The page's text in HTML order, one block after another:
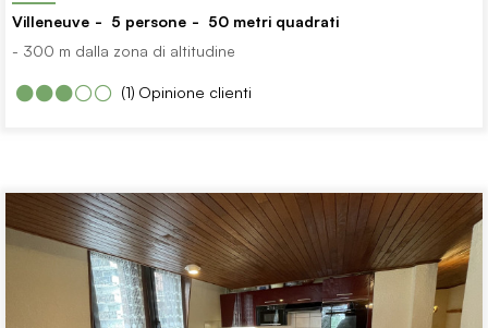
Villeneuve 5 persone 50 metri quadrati
- 300 m dalla zona di altitudine
Opinione clienti
(1)